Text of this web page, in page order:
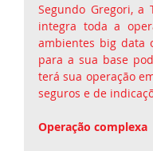
Segundo Gregori,
integra toda a
ambientes big data
para a sua base
terá sua operação
seguros e de
Operação complexa